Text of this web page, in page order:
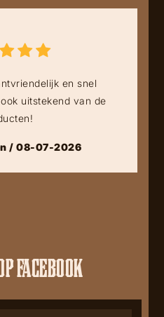
en snel
uitstekend van de
/ 08-07-2026
FACEBOOK